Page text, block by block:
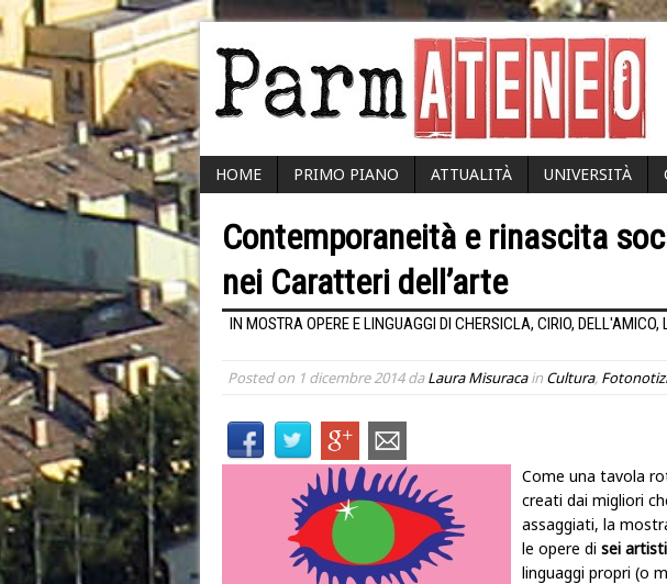
HOME PRIMO PIANO ATTUALITÀ UNIVERSITÀ
Contemporaneità e rinascita
nei Caratteri dell’arte
IN MOSTRA OPERE E LINGUAGGI DI CHERSICLA, CIRIO,
Posted on 1 dicembre 2014daLaura Misuracain Cultura,
Come una tavola
creati dai migliori
assaggiati, la
le opere di sei
linguaggi propri (o